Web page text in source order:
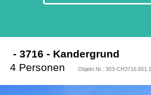
- 3716 - Kandergrund
4 Personen
Objekt Nr.: 303-CH3716.651.1